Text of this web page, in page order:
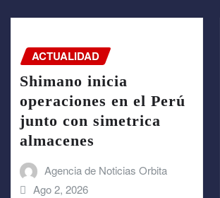
ACTUALIDAD
Shimano inicia
operaciones en el Perú
junto con simetrica
almacenes
Agencia de Noticias Orbita
Ago 2, 2026